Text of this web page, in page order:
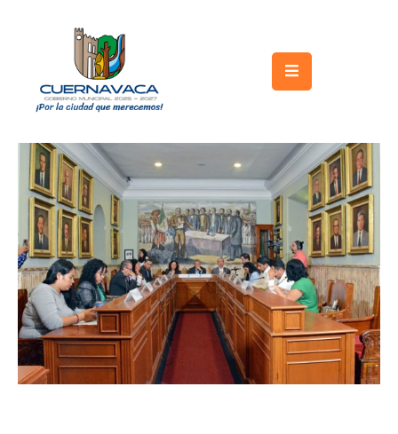
Gobierno
Turismo
Trámites
Servicios
Licitaciones
Transparencia
Directorio